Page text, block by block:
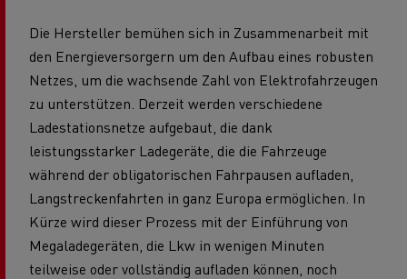
Die Hersteller bemühen sich in Zusammenarbeit mit
den Energieversorgern um den Aufbau eines robusten
Netzes, um die wachsende Zahl von Elektrofahrzeugen
zu unterstützen. Derzeit werden verschiedene
Ladestationsnetze aufgebaut, die dank
leistungsstarker Ladegeräte, die die Fahrzeuge
während der obligatorischen Fahrpausen aufladen,
Langstreckenfahrten in ganz Europa ermöglichen. In
Kürze wird dieser Prozess mit der Einführung von
Megaladegeräten, die Lkw in wenigen Minuten
teilweise oder vollständig aufladen können, noch